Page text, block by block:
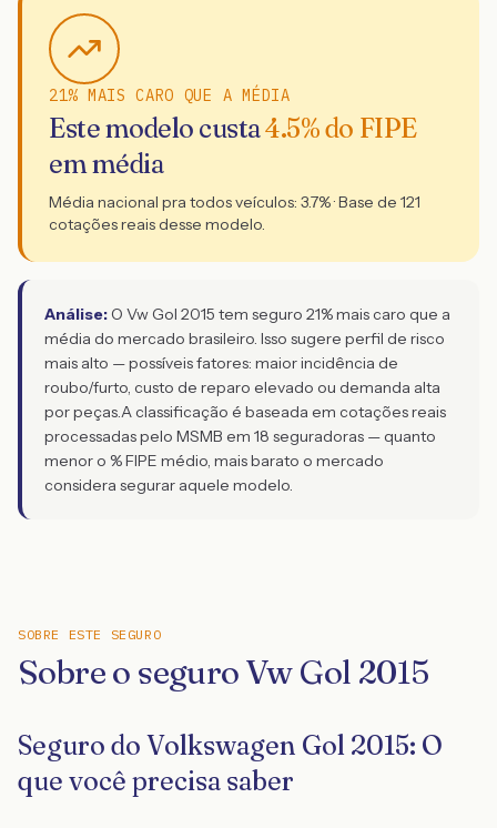
21% MAIS CARO QUE A MÉDIA
Este modelo custa4.5% do FIPE
em média
Média nacional pra todos veículos: 3.7% · Base de 121
cotações reais desse modelo.
Análise: O Vw Gol 2015 tem seguro 21% mais caro que a
média do mercado brasileiro. Isso sugere perfil de risco
mais alto — possíveis fatores: maior incidência de
roubo/furto, custo de reparo elevado ou demanda alta
por peças.A classificação é baseada em cotações reais
processadas pelo MSMB em 18 seguradoras — quanto
menor o % FIPE médio, mais barato o mercado
considera segurar aquele modelo.
SOBRE ESTE SEGURO
Sobre o seguro Vw Gol 2015
Seguro do Volkswagen Gol 2015: O
que você precisa saber